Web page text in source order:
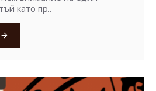
като пр..